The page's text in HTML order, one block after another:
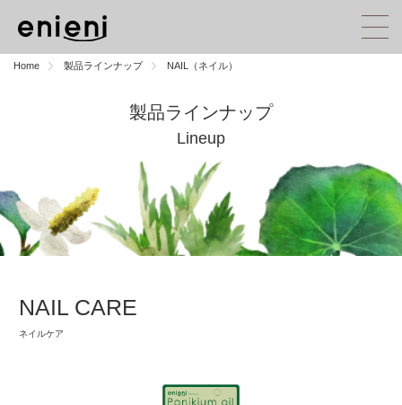
Home 製品ラインナップ NAIL（ネイル）
製品ラインナップ
Lineup
NAIL CARE
ネイルケア